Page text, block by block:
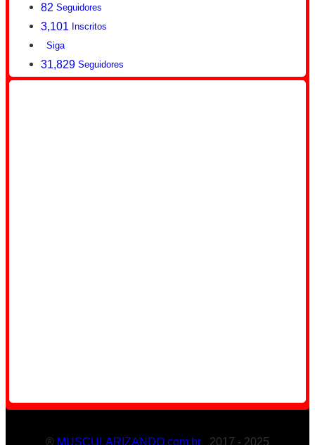
82 Seguidores
3,101 Inscritos
Siga
31,829 Seguidores
® MUSCULARIZANDO.com.br 2017 - 2025